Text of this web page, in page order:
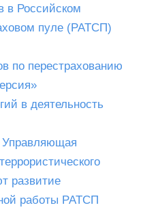
в Российском
пуле (РАТСП)
по перестрахованию
в деятельность
Управляющая
развитие
работы РАТСП